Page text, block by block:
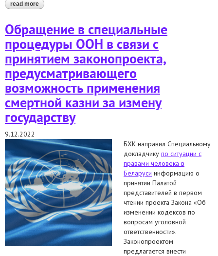
read more about выражаем решительный протест против очередного
расширения сферы применения смертной казни
Обращение в специальные
процедуры ООН в связи с
принятием законопроекта,
предусматривающего
возможность применения
смертной казни за измену
государству
9.12.2022
БХК направил Специальному
докладчику по ситуации с
правами человека в
Беларуси информацию о
принятии Палатой
представителей в первом
чтении проекта Закона «Об
изменении кодексов по
вопросам уголовной
ответственности».
Законопроектом
предлагается внести